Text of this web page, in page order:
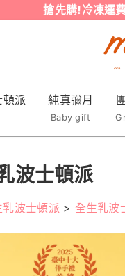
搶先購!冷凍運
派 純真彌月
Baby gift
波士頓派
波士頓派 > 全生乳波